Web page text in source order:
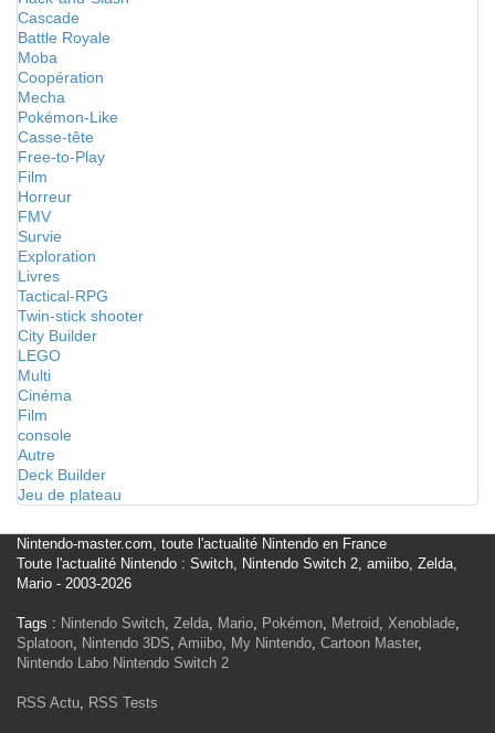
Cascade
Battle Royale
Moba
Coopération
Mecha
Pokémon-Like
Casse-tête
Free-to-Play
Film
Horreur
FMV
Survie
Exploration
Livres
Tactical-RPG
Twin-stick shooter
City Builder
LEGO
Multi
Cinéma
Film
console
Autre
Deck Builder
Jeu de plateau
Nintendo-master.com, toute l'actualité Nintendo en France
Toute l'actualité Nintendo : Switch, Nintendo Switch 2, amiibo, Zelda,
Mario - 2003-2026
Tags : Nintendo Switch, Zelda, Mario, Pokémon, Metroid, Xenoblade,
Splatoon, Nintendo 3DS, Amiibo, My Nintendo, Cartoon Master,
Nintendo Labo Nintendo Switch 2
RSS Actu, RSS Tests